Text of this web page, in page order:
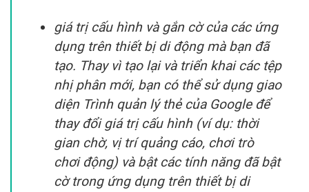
giá trị cấu hình và gắn cờ của các ứng
dụng trên thiết bị di động mà bạn đã
tạo. Thay vì tạo lại và triển khai các tệp
nhị phân mới, bạn có thể sử dụng giao
diện Trình quản lý thẻ của Google để
thay đổi giá trị cấu hình (ví dụ: thời
gian chờ, vị trí quảng cáo, chơi trò
chơi động) và bật các tính năng đã bật
cờ trong ứng dụng trên thiết bị di